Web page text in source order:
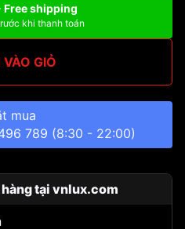
Free shipping
khi thanh toán
GIỎ
mua
789 (8:30 - 22:00)
tại vnlux.com